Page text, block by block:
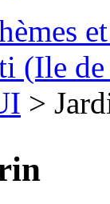
(Ile
>